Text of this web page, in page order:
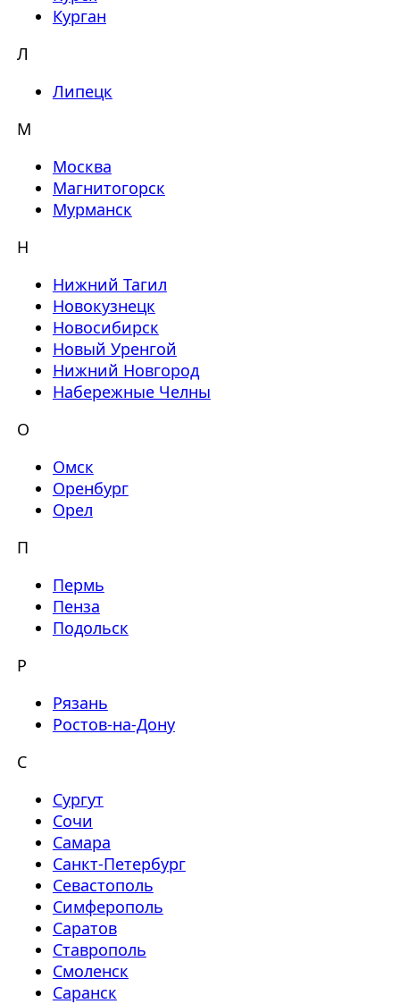
Курган
Л
Липецк
М
Москва
Магнитогорск
Мурманск
Н
Нижний Тагил
Новокузнецк
Новосибирск
Новый Уренгой
Нижний Новгород
Набережные Челны
О
Омск
Оренбург
Орел
П
Пермь
Пенза
Подольск
Р
Рязань
Ростов-на-Дону
С
Сургут
Сочи
Самара
Санкт-Петербург
Севастополь
Симферополь
Саратов
Ставрополь
Смоленск
Саранск